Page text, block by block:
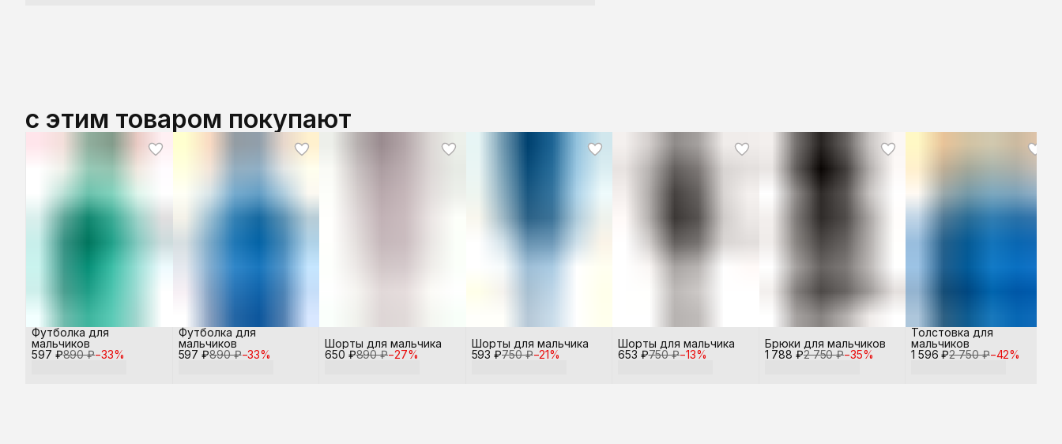
с этим товаром покупают
597 ₽890 ₽−33%
Футболка для
мальчиков
597 ₽890 ₽−33%
Футболка для
мальчиков
650 ₽890 ₽−27%
Шорты для мальчика
593 ₽750 ₽−21%
Шорты для мальчика
653 ₽750 ₽−13%
Шорты для мальчика
1 788 ₽2 750 ₽−35%
Брюки для мальчиков
1 596 ₽2 750 ₽−42%
Толстовка для
мальчиков